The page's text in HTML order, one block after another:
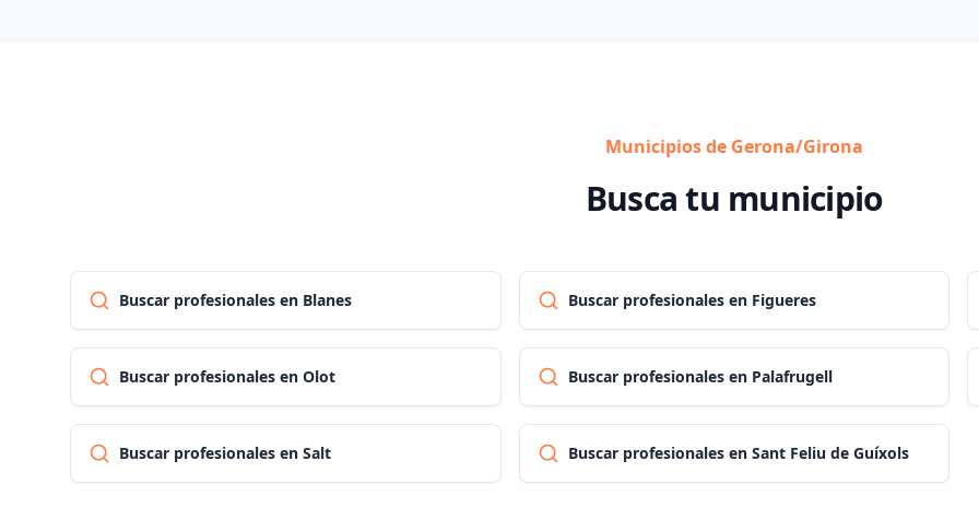
Municipios de Gerona/Girona
Busca tu municipio
Buscar profesionales en Blanes Buscar profesionales en Figueres
Buscar profesionales en Olot Buscar profesionales en Palafrugell
Buscar profesionales en Salt Buscar profesionales en Sant Feliu de Guíxols